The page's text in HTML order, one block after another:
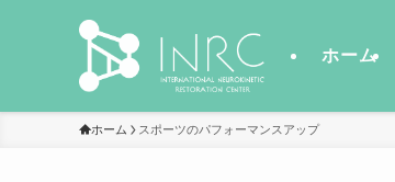
ホーム
ホーム スポーツのパフォーマンスアップ